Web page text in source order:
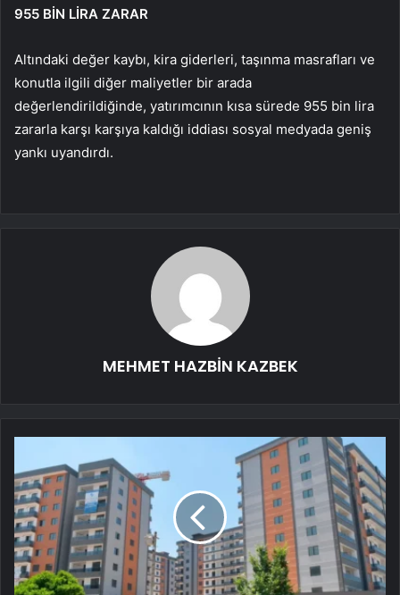
955 BİN LİRA ZARAR
Altındaki değer kaybı, kira giderleri, taşınma masrafları ve
konutla ilgili diğer maliyetler bir arada
değerlendirildiğinde, yatırımcının kısa sürede 955 bin lira
zararla karşı karşıya kaldığı iddiası sosyal medyada geniş
yankı uyandırdı.
MEHMET HAZBİN KAZBEK